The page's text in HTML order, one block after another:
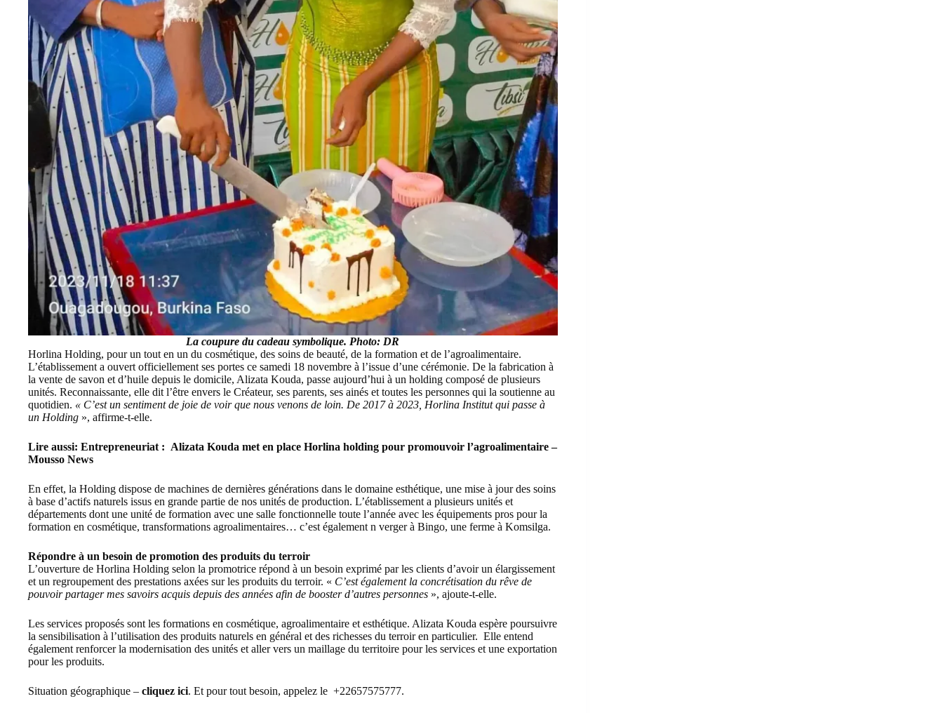
La coupure du cadeau symbolique. Photo: DR
Horlina Holding, pour un tout en un du cosmétique, des soins de beauté, de la formation et de l’agroalimentaire.
L’établissement a ouvert officiellement ses portes ce samedi 18 novembre à l’issue d’une cérémonie. De la fabrication à
la vente de savon et d’huile depuis le domicile, Alizata Kouda, passe aujourd’hui à un holding composé de plusieurs
unités. Reconnaissante, elle dit l’être envers le Créateur, ses parents, ses ainés et toutes les personnes qui la soutienne au
quotidien. « C’est un sentiment de joie de voir que nous venons de loin. De 2017 à 2023, Horlina Institut qui passe à
un Holding », affirme-t-elle.
Lire aussi: Entrepreneuriat : Alizata Kouda met en place Horlina holding pour promouvoir l’agroalimentaire –
Mousso News
En effet, la Holding dispose de machines de dernières générations dans le domaine esthétique, une mise à jour des soins
à base d’actifs naturels issus en grande partie de nos unités de production. L’établissement a plusieurs unités et
départements dont une unité de formation avec une salle fonctionnelle toute l’année avec les équipements pros pour la
formation en cosmétique, transformations agroalimentaires… c’est également n verger à Bingo, une ferme à Komsilga.
Répondre à un besoin de promotion des produits du terroir
L’ouverture de Horlina Holding selon la promotrice répond à un besoin exprimé par les clients d’avoir un élargissement
et un regroupement des prestations axées sur les produits du terroir. « C’est également la concrétisation du rêve de
pouvoir partager mes savoirs acquis depuis des années afin de booster d’autres personnes », ajoute-t-elle.
Les services proposés sont les formations en cosmétique, agroalimentaire et esthétique. Alizata Kouda espère poursuivre
la sensibilisation à l’utilisation des produits naturels en général et des richesses du terroir en particulier. Elle entend
également renforcer la modernisation des unités et aller vers un maillage du territoire pour les services et une exportation
pour les produits.
Situation géographique – cliquez ici. Et pour tout besoin, appelez le +22657575777.